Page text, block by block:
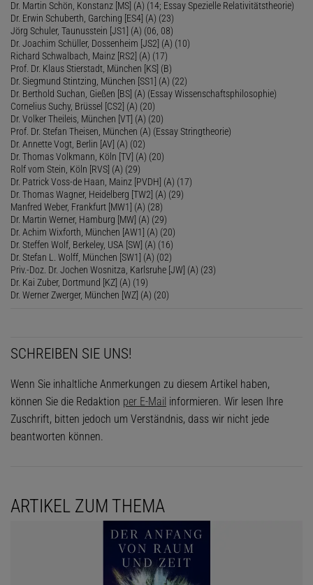
Dr. Martin Schön, Konstanz [MS] (A) (14; Essay Spezielle Relativitätstheorie)
Dr. Erwin Schuberth, Garching [ES4] (A) (23)
Jörg Schuler, Taunusstein [JS1] (A) (06, 08)
Dr. Joachim Schüller, Dossenheim [JS2] (A) (10)
Richard Schwalbach, Mainz [RS2] (A) (17)
Prof. Dr. Klaus Stierstadt, München [KS] (B)
Dr. Siegmund Stintzing, München [SS1] (A) (22)
Dr. Berthold Suchan, Gießen [BS] (A) (Essay Wissenschaftsphilosophie)
Cornelius Suchy, Brüssel [CS2] (A) (20)
Dr. Volker Theileis, München [VT] (A) (20)
Prof. Dr. Stefan Theisen, München (A) (Essay Stringtheorie)
Dr. Annette Vogt, Berlin [AV] (A) (02)
Dr. Thomas Volkmann, Köln [TV] (A) (20)
Rolf vom Stein, Köln [RVS] (A) (29)
Dr. Patrick Voss-de Haan, Mainz [PVDH] (A) (17)
Dr. Thomas Wagner, Heidelberg [TW2] (A) (29)
Manfred Weber, Frankfurt [MW1] (A) (28)
Dr. Martin Werner, Hamburg [MW] (A) (29)
Dr. Achim Wixforth, München [AW1] (A) (20)
Dr. Steffen Wolf, Berkeley, USA [SW] (A) (16)
Dr. Stefan L. Wolff, München [SW1] (A) (02)
Priv.-Doz. Dr. Jochen Wosnitza, Karlsruhe [JW] (A) (23)
Dr. Kai Zuber, Dortmund [KZ] (A) (19)
Dr. Werner Zwerger, München [WZ] (A) (20)
SCHREIBEN SIE UNS!
Wenn Sie inhaltliche Anmerkungen zu diesem Artikel haben,
können Sie die Redaktion per E-Mail informieren. Wir lesen Ihre
Zuschrift, bitten jedoch um Verständnis, dass wir nicht jede
beantworten können.
ARTIKEL ZUM THEMA